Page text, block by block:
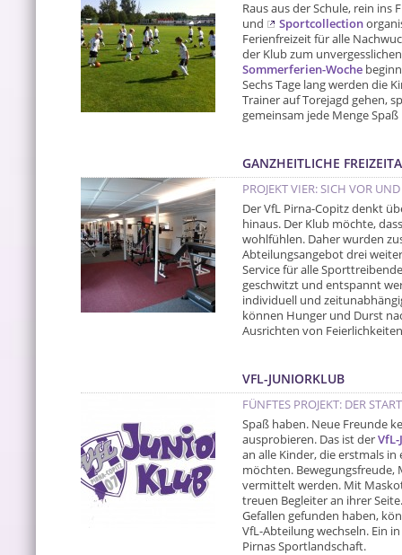
Raus aus der Schule, rein ins
und
Sportcollection
Ferienfreizeit für alle
der Klub zum
Sommerferien-Woche
Sechs Tage lang werden die
Trainer auf Torejagd gehen,
gemeinsam jede Menge Spaß
GANZHEITLICHE
PROJEKT VIER: SICH VOR
Der VfL Pirna-Copitz denkt
hinaus. Der Klub möchte,
wohlfühlen. Daher wurden
Abteilungsangebot drei
Service für alle
geschwitzt und entspannt
individuell und
können Hunger und Durst
Ausrichten von
VFL-JUNIORKLUB
FÜNFTES PROJEKT: DER
Spaß haben. Neue Freunde
ausprobieren. Das ist der
an alle Kinder, die erstmals
möchten.
vermittelt werden. Mit
treuen Begleiter an ihrer
Gefallen gefunden haben,
VfL-Abteilung wechseln. Ein
Pirnas Sportlandschaft.